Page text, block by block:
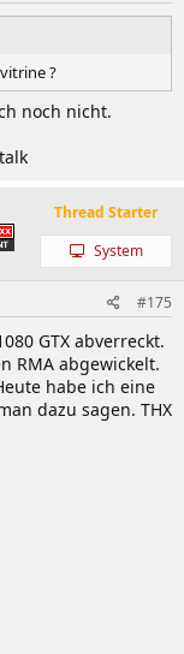
?
noch nicht.
Thread Starter
System
#175
GTX abverreckt.
RMA abgewickelt.
habe ich eine
dazu sagen. THX